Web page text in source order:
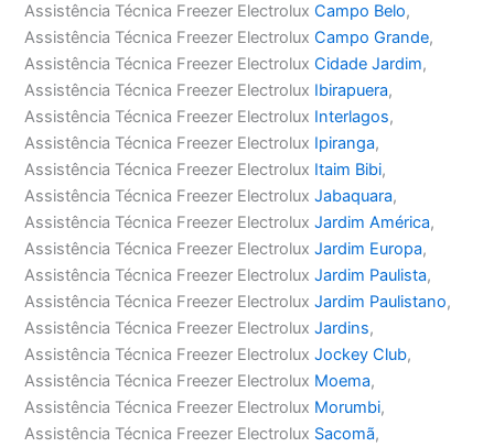
Assistência Técnica Freezer ElectroluxCampo Belo,
Assistência Técnica Freezer ElectroluxCampo Grande,
Assistência Técnica Freezer ElectroluxCidade Jardim,
Assistência Técnica Freezer Electrolux Ibirapuera,
Assistência Técnica Freezer Electrolux Interlagos,
Assistência Técnica Freezer Electrolux Ipiranga,
Assistência Técnica Freezer Electrolux Itaim Bibi,
Assistência Técnica Freezer ElectroluxJabaquara,
Assistência Técnica Freezer ElectroluxJardim América,
Assistência Técnica Freezer ElectroluxJardim Europa,
Assistência Técnica Freezer ElectroluxJardim Paulista,
Assistência Técnica Freezer ElectroluxJardim Paulistano,
Assistência Técnica Freezer ElectroluxJardins,
Assistência Técnica Freezer ElectroluxJockey Club,
Assistência Técnica Freezer Electrolux Moema,
Assistência Técnica Freezer Electrolux Morumbi,
Assistência Técnica Freezer Electrolux Sacomã,